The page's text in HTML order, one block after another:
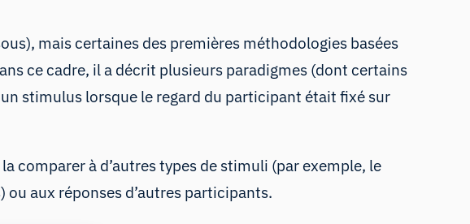
mais certaines des premières méthodologies basées
ce cadre, il a décrit plusieurs paradigmes (dont certains
stimulus lorsque le regard du participant était fixé sur
comparer à d’autres types de stimuli (par exemple, le
aux réponses d’autres participants.